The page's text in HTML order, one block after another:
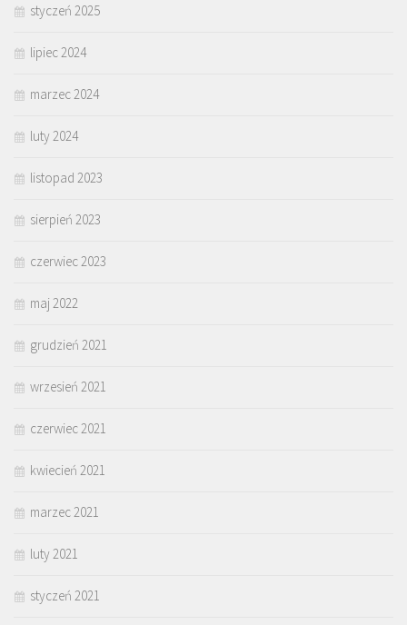
styczeń 2025
lipiec 2024
marzec 2024
luty 2024
listopad 2023
sierpień 2023
czerwiec 2023
maj 2022
grudzień 2021
wrzesień 2021
czerwiec 2021
kwiecień 2021
marzec 2021
luty 2021
styczeń 2021